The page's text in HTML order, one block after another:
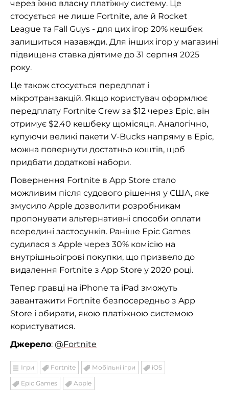
через їхню власну платіжну систему. Це
стосується не лише Fortnite, але й Rocket
League та Fall Guys - для цих ігор 20% кешбек
залишиться назавжди. Для інших ігор у магазині
підвищена ставка діятиме до 31 серпня 2025
року.
Це також стосується передплат і
мікротранзакцій. Якщо користувач оформлює
передплату Fortnite Crew за $12 через Epic, він
отримує $2,40 кешбеку щомісяця. Аналогічно,
купуючи великі пакети V-Bucks напряму в Epic,
можна повернути достатньо коштів, щоб
придбати додаткові набори.
Повернення Fortnite в App Store стало
можливим після судового рішення у США, яке
змусило Apple дозволити розробникам
пропонувати альтернативні способи оплати
всередині застосунків. Раніше Epic Games
судилася з Apple через 30% комісію на
внутрішньоігрові покупки, що призвело до
видалення Fortnite з App Store у 2020 році.
Тепер гравці на iPhone та iPad зможуть
завантажити Fortnite безпосередньо з App
Store і обирати, якою платіжною системою
користуватися.
Джерело: @Fortnite
Ігри Fortnite Мобільні ігри iOS
Epic Games Apple